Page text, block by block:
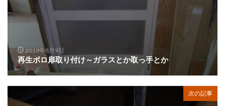
2019年8月9日
再生ボロ扉取り付け～ガラスとか取っ手とか
次の記事